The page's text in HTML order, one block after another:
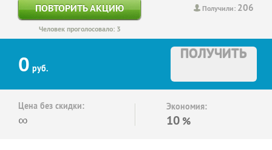
Получили: 206
ПОВТОРИТЬ АКЦИЮ
Человек проголосовало: 3
0 руб.
ПОЛУЧИТЬ
Цена без скидки:
∞
Экономия:
10 %